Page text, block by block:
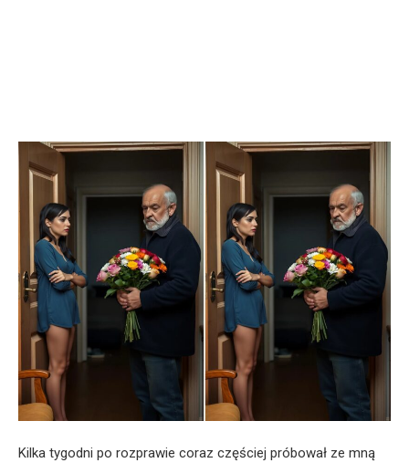
Kilka tygodni po rozprawie coraz częściej próbował ze mną